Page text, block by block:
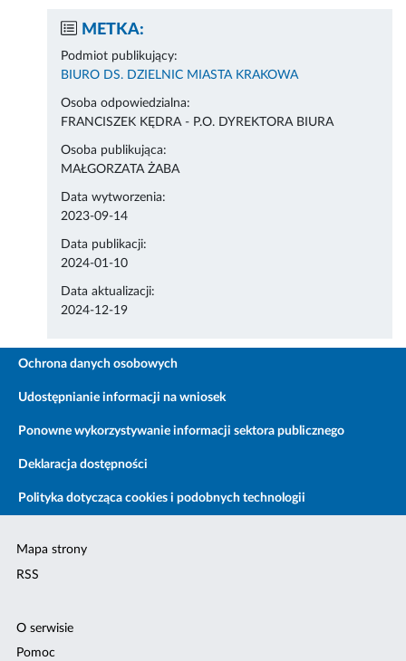
METKA:
Podmiot publikujący:
BIURO DS. DZIELNIC MIASTA KRAKOWA
Osoba odpowiedzialna:
FRANCISZEK KĘDRA - P.O. DYREKTORA BIURA
Osoba publikująca:
MAŁGORZATA ŻABA
Data wytworzenia:
2023-09-14
Data publikacji:
2024-01-10
Data aktualizacji:
2024-12-19
Ochrona danych osobowych
Udostępnianie informacji na wniosek
Ponowne wykorzystywanie informacji sektora publicznego
Deklaracja dostępności
Polityka dotycząca cookies i podobnych technologii
Mapa strony
RSS
O serwisie
Pomoc